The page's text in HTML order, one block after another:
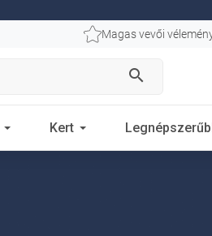
Magas vevői
search
Kert